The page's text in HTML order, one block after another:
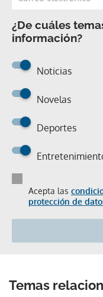
¿De cuáles
información?
Noticias
Novelas
Deportes
Acepta las
protección de
Temas